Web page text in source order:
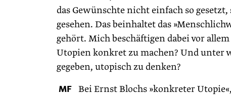
das Gewünschte nicht einfach so
gesehen. Das beinhaltet das
gehört. Mich beschäftigen dabei vor
Utopien konkret zu machen? Und unter
gegeben, utopisch zu denken?
MF Bei Ernst Blochs »konkreter